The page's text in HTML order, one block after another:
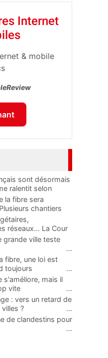
Internet
& mobile
sont désormais
ralentit selon
la fibre sera
chantiers
réseaux... La Cour
d'alarme
grande ville teste
...
fibre, une loi est
toujours
...
s'améliore, mais il
vite
...
: vers un retard de
?
...
de clandestins pour
...